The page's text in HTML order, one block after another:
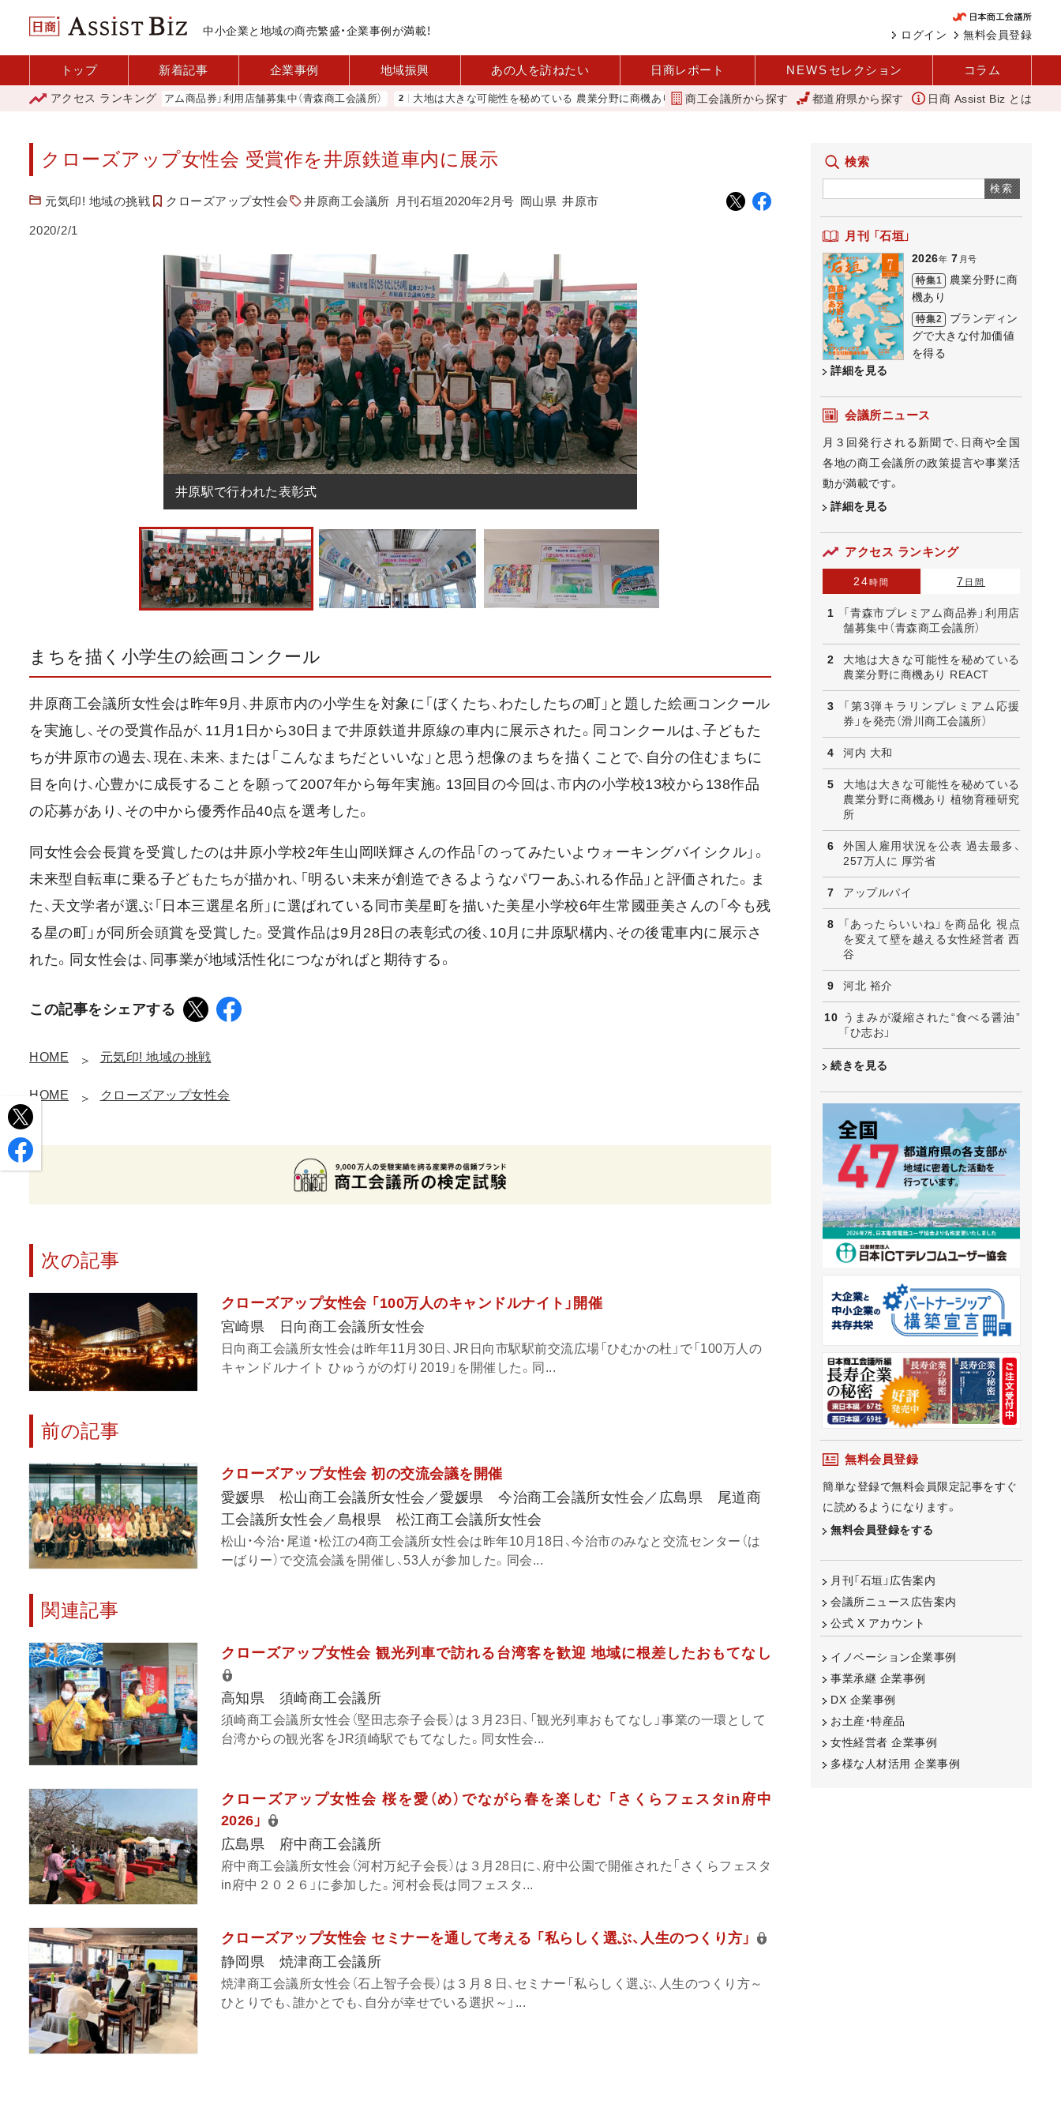
中小企業と地域の商売繁盛・企業事例が満載！ 無料会員登録
ログイン
トップ 新着記事 企業事例 地域振興 あの人を訪ねたい 日商レポート NEWS セレクション コラム
アクセス ランキング
「青森市プレミアム商品券」利用店舗募集中（青森商工会議所） 大地は大きな可能性を秘めている 農業分野に商機あり REACT 「第3弾キラリンプレミアム応援券」を発売（滑川商工会議所） 河内
商工会議所から探す 都道府県から探す 日商 Assist Biz とは
クローズアップ女性会 受賞作を井原鉄道車内に展示
元気印! 地域の挑戦 クローズアップ女性会 井原商工会議所 月刊石垣2020年2月号 岡山県 井原市
2020/2/1
井原駅で行われた表彰式
まちを描く小学生の絵画コンクール
井原商工会議所女性会は昨年9月、井原市内の小学生を対象に「ぼくたち、わたしたちの町」と題した絵画コンクール
を実施し、その受賞作品が、11月1日から30日まで井原鉄道井原線の車内に展示された。同コンクールは、子どもた
ちが井原市の過去、現在、未来、または「こんなまちだといいな」と思う想像のまちを描くことで、自分の住むまちに
目を向け、心豊かに成長することを願って2007年から毎年実施。13回目の今回は、市内の小学校13校から138作品
の応募があり、その中から優秀作品40点を選考した。
同女性会会長賞を受賞したのは井原小学校2年生山岡咲輝さんの作品「のってみたいよウォーキングバイシクル」。
未来型自転車に乗る子どもたちが描かれ、「明るい未来が創造できるようなパワーあふれる作品」と評価された。ま
た、天文学者が選ぶ「日本三選星名所」に選ばれている同市美星町を描いた美星小学校6年生常國亜美さんの「今も残
る星の町」が同所会頭賞を受賞した。受賞作品は9月28日の表彰式の後、10月に井原駅構内、その後電車内に展示さ
れた。同女性会は、同事業が地域活性化につながればと期待する。
この記事をシェアする
HOME 元気印! 地域の挑戦
HOME クローズアップ女性会
次の記事
クローズアップ女性会 「100万人のキャンドルナイト」開催
宮崎県 日向商工会議所女性会
日向商工会議所女性会は昨年11月30日、JR日向市駅駅前交流広場「ひむかの杜」で「100万人の
キャンドルナイト ひゅうがの灯り2019」を開催した。同...
前の記事
クローズアップ女性会 初の交流会議を開催
愛媛県 松山商工会議所女性会／愛媛県 今治商工会議所女性会／広島県 尾道商
工会議所女性会／島根県 松江商工会議所女性会
松山・今治・尾道・松江の4商工会議所女性会は昨年10月18日、今治市のみなと交流センター（は
ーばりー）で交流会議を開催し、53人が参加した。同会...
関連記事
クローズアップ女性会 観光列車で訪れる台湾客を歓迎 地域に根差したおもてなし
高知県 須崎商工会議所
須崎商工会議所女性会（堅田志奈子会長）は３月23日、「観光列車おもてなし」事業の一環として
台湾からの観光客をJR須崎駅でもてなした。同女性会...
クローズアップ女性会 桜を愛（め）でながら春を楽しむ 「さくらフェスタin府中
2026」
広島県 府中商工会議所
府中商工会議所女性会（河村万紀子会長）は３月28日に、府中公園で開催された「さくらフェスタ
in府中２０２６」に参加した。河村会長は同フェスタ...
クローズアップ女性会 セミナーを通して考える 「私らしく選ぶ、人生のつくり方」
静岡県 焼津商工会議所
焼津商工会議所女性会（石上智子会長）は３月８日、セミナー「私らしく選ぶ、人生のつくり方～
ひとりでも、誰かとでも、自分が幸せでいる選択～」...
検索
検索
月刊 「石垣」
2026年 7 月号
特集1
農業分野に商
機あり
特集2
ブランディン
グで大きな付加価値
を得る
詳細を見る
会議所ニュース
月３回発行される新聞で、日商や全国
各地の商工会議所の政策提言や事業活
動が満載です。
詳細を見る
アクセス ランキング
24時間 7 日間
「青森市プレミアム商品券」利用店
舗募集中（青森商工会議所）
大地は大きな可能性を秘めている
農業分野に商機あり REACT
「第3弾キラリンプレミアム応援
券」を発売（滑川商工会議所）
河内 大和
大地は大きな可能性を秘めている
農業分野に商機あり 植物育種研究
所
外国人雇用状況を公表 過去最多、
257万人に 厚労省
アップルパイ
「あったらいいね」を商品化 視点
を変えて壁を越える女性経営者 西
谷
河北 裕介
うまみが凝縮された“食べる醤油”
「ひ志お」
続きを見る
無料会員登録
簡単な登録で無料会員限定記事をすぐ
に読めるようになります。
無料会員登録をする
月刊「石垣」広告案内
会議所ニュース広告案内
公式 X アカウント
イノベーション企業事例
事業承継 企業事例
DX 企業事例
お土産・特産品
女性経営者 企業事例
多様な人材活用 企業事例